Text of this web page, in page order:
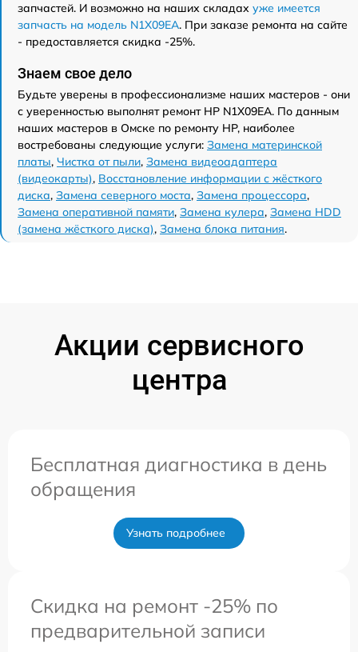
запчастей. И возможно на наших складах уже имеется
запчасть на модель N1X09EA. При заказе ремонта на сайте
- предоставляется скидка -25%.
Знаем свое дело
Будьте уверены в профессионализме наших мастеров - они
с уверенностью выполнят ремонт HP N1X09EA. По данным
наших мастеров в Омске по ремонту HP, наиболее
востребованы следующие услуги: Замена материнской
платы, Чистка от пыли, Замена видеоадаптера
(видеокарты), Восстановление информации с жёсткого
диска, Замена северного моста, Замена процессора,
Замена оперативной памяти, Замена кулера, Замена HDD
(замена жёсткого диска), Замена блока питания.
Акции сервисного
центра
Бесплатная диагностика в день
обращения
Узнать подробнее
Скидка на ремонт -25% по
предварительной записи